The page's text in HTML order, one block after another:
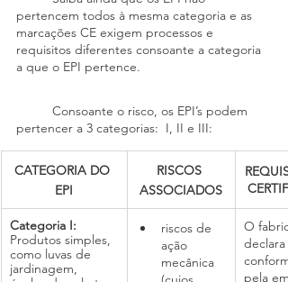
pertencem todos à mesma categoria e as
marcações CE exigem processos e
requisitos diferentes consoante a categoria
a que o EPI pertence.
pertencer a 3 categorias:  I, II e III:
CATEGORIA DO
EPI
RISCOS
ASSOCIADOS
Categoria I:
Produtos simples,
como luvas de
jardinagem,
riscos de
ação
mecânica
O
declara
pela